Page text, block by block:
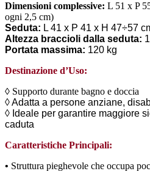
Dimensioni complessive: L 51 x P
ogni 2,5 cm)
Seduta: L 41 x P 41 x H 47÷57
Altezza braccioli dalla seduta:
Portata massima: 120 kg
Destinazione d’Uso:
◊ Supporto durante bagno e doccia
◊Adatta a persone anziane,
◊ Ideale per garantire maggiore
caduta
Caratteristiche Principali:
• Struttura pieghevole che occupa